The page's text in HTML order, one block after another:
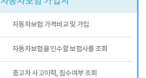
자동차보험 가격비교 및 가입
자동차보험을 인수할 보험사를 조회
중고차 사고이력, 침수여부 조회